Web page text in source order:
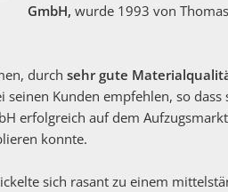
GmbH, wurde 1993 von
durchsehr gute
seinen Kunden empfehlen, so dass
erfolgreich auf dem
konnte.
sich rasant zu einem